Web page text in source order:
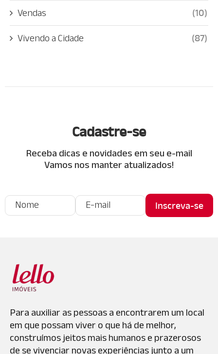
Vendas (10)
Vivendo a Cidade (87)
Cadastre-se
Receba dicas e novidades em seu e-mail
Vamos nos manter atualizados!
Para auxiliar as pessoas a encontrarem um local
em que possam viver o que há de melhor,
construímos jeitos mais humanos e prazerosos
de se vivenciar novas experiências junto a um